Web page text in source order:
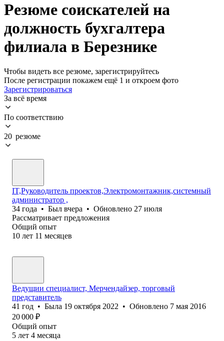
Резюме соискателей на
должность бухгалтера
филиала в Березнике
Чтобы видеть все резюме, зарегистрируйтесь
После регистрации покажем ещё 1 и откроем фото
Зарегистрироваться
За всё время
По соответствию
20 резюме
IT,Руководитель проектов,Электромонтажник,системный
администратор ,
34 года • Был вчера • Обновлено 27 июля
Рассматривает предложения
Общий опыт
10 лет 11 месяцев
Ведущии специалист, Мерчендайзер, торговый
представитель
41 год • Была 19 октября 2022 • Обновлено 7 мая 2016
20 000 ₽
Общий опыт
5 лет 4 месяца